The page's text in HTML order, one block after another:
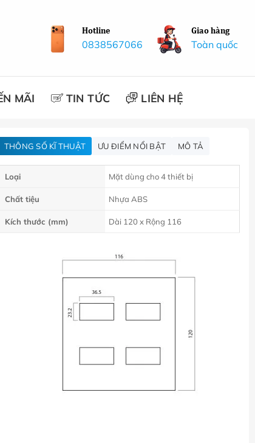
Hotline
0838567066
Giao hàng
Toàn quốc
MÃI TIN TỨC LIÊN HỆ
THÔNG SỐ KĨ THUẬT ƯU ĐIỂM NỔI BẬT MÔ TẢ
Loại Mặt dùng cho 4 thiết bị
Chất tiệu Nhựa ABS
Kích thước (mm) Dài 120 x Rộng 116